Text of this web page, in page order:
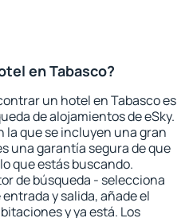
en Tabasco?
un hotel en Tabasco es
de alojamientos de eSky.
la que se incluyen una gran
una garantía segura de que
que estás buscando.
de búsqueda - selecciona
y salida, añade el
y ya está. Los